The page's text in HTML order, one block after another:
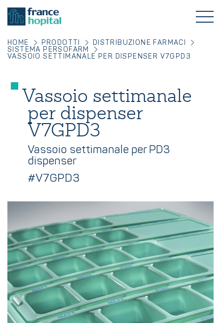
HOME PRODOTTI
DISTRIBUZIONE FARMACI
SISTEMA PERSOFARM
VASSOIO SETTIMANALE PER DISPENSER V7GPD3
Vassoio settimanale
per dispenser
V7GPD3
Vassoio settimanale per PD3
dispenser
#V7GPD3